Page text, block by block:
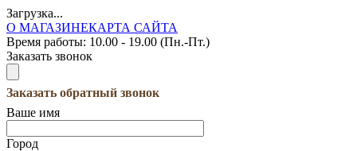
Загрузка...
О МАГАЗИНЕКАРТА САЙТА
Время работы: 10.00 - 19.00 (Пн.-Пт.)
Заказать звонок
Заказать обратный звонок
Ваше имя
Город